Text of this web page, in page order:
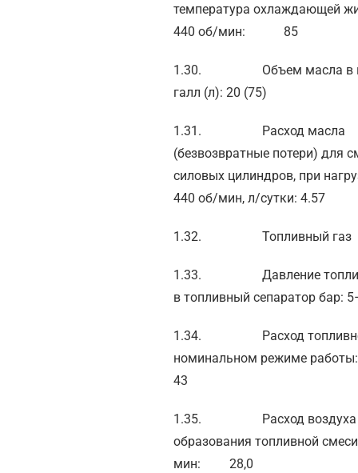
температура охлаждающей
440 об/мин: 85
1.30. Объем масла в
галл (л): 20 (75)
1.31. Расход масла
(безвозвратные потери) для
силовых цилиндров, при
440 об/мин, л/сутки: 4.57
1.32. Топливный газ
1.33. Давление
в топливный сепаратор бар:
1.34. Расход
номинальном режиме
43
1.35. Расход воздуха
образования топливной
мин: 28,0